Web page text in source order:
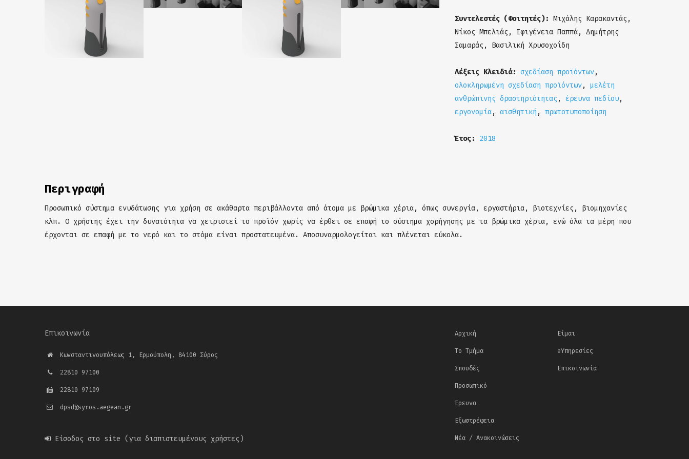
Συντελεστές (Φοιτητές): Μιχάλης Καρακαντάς,
Νίκος Μπελιάς, Ιφιγένεια Παππά, Δημήτρης
Σαμαράς, Βασιλική Χρυσοχοΐδη
Λέξεις Κλειδιά: σχεδίαση προϊόντων,
ολοκληρωμένη σχεδίαση προϊόντων, μελέτη
ανθρώπινης δραστηριότητας , έρευνα πεδίου,
εργονομία, αισθητική , πρωτοτυποποίηση
Έτος: 2018
Περιγραφή
Προσωπικό σύστημα ενυδάτωσης για χρήση σε ακάθαρτα περιβάλλοντα από άτομα με βρώμικα χέρια, όπως συνεργία, εργαστήρια, βιοτεχνίες, βιομηχανίες
κλπ. Ο χρήστης έχει την δυνατότητα να χειριστεί το προϊόν χωρίς να έρθει σε επαφή το σύστημα χορήγησης με τα βρώμικα χέρια, ενώ όλα τα μέρη που
έρχονται σε επαφή με το νερό και το στόμα είναι προστατευμένα. Αποσυναρμολογείται και πλένεται εύκολα.
Επικοινωνία
Κωνσταντινουπόλεως 1, Ερμούπολη, 84100 Σύρος
22810 97100
22810 97109
dpsd@syros.aegean.gr
Είσοδος στο site (για διαπιστευμένους χρήστες)
Αρχική
Το Τμήμα
Σπουδές
Προσωπικό
Έρευνα
Εξωστρέφεια
Νέα / Ανακοινώσεις
Είμαι
eΥπηρεσίες
Επικοινωνία